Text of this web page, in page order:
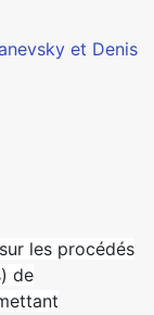
et Denis
les procédés
de